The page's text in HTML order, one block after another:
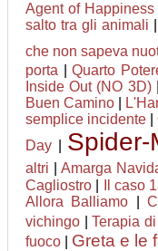
Agent of
salto tra gli animali
che non sapeva
porta Quarto
Inside Out (NO 3D)
Buen Camino
semplice incidente
Day
altri
Amarga
Cagliostro Il caso
Allora Balliamo |
vichingo |Terapia
fuoco
Greta e le